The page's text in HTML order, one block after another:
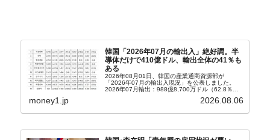
韓国「2026年07月の輸出入」絶好調。半
導体だけで410億ドル、輸出全体の41％も
ある
2026年08月01日、韓国の産業通商資源部が
「2026年07月の輸出入現況」を公表しました。
2026年07月輸出：988億8,700万ドル（62.8％）
money1.jp 2026.08.06